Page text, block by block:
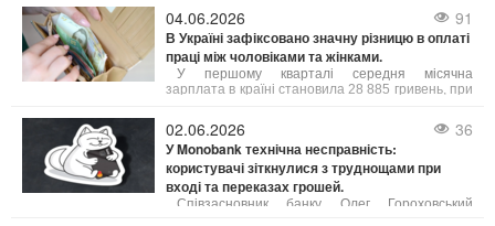
своїм абсолютним рекордом, встановленим 5
жовтня 2025 року на рівні 125 245,57 доларів,
ціна біткоїна знизилася вдвічі і наблизилася до
важливої психологічної межі.
04.06.2026 91
В Україні зафіксовано значну різницю в оплаті
праці між чоловіками та жінками.
У першому кварталі середня місячна
зарплата в країні становила 28 885 гривень, при
007 гривень більше за жінок. Зокрема, середня
зарплата чоловіків складала 33 798 грн, а жінок
– 24 791 грн.
02.06.2026 36
У Monobank технічна несправність:
користувачі зіткнулися з труднощами при
вході та переказах грошей.
Співзасновник банку Олег Гороховський